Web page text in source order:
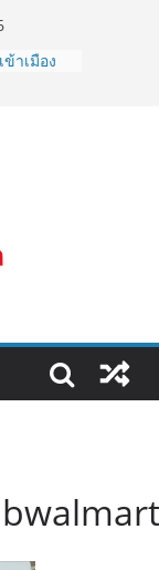
าเมือง
ไหนดี
ความ
วิธีไหน
ตัว